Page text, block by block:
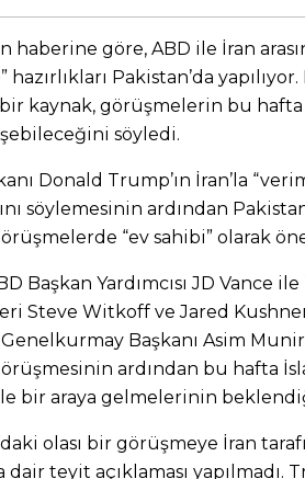
haberine göre, ABD ile İran
hazırlıkları Pakistan’da
kaynak, görüşmelerin bu hafta
söyledi.
Donald Trump’ın İran’la
söylemesinin ardından
“ev sahibi” olarak öne
Başkan Yardımcısı JD Vance ile
Steve Witkoff ve Jared
Başkanı Asim Munir
ardından bu hafta
bir araya gelmelerinin
olası bir görüşmeye İran
dair teyit açıklaması yapılmadı.